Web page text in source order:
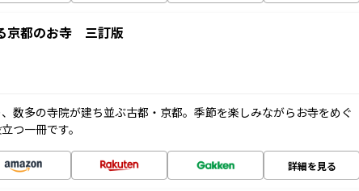
京都のお寺 三訂版
数多の寺院が建ち並ぶ古都・京都。季節を楽しみながらお寺をめぐ
つ一冊です。
詳細を見る